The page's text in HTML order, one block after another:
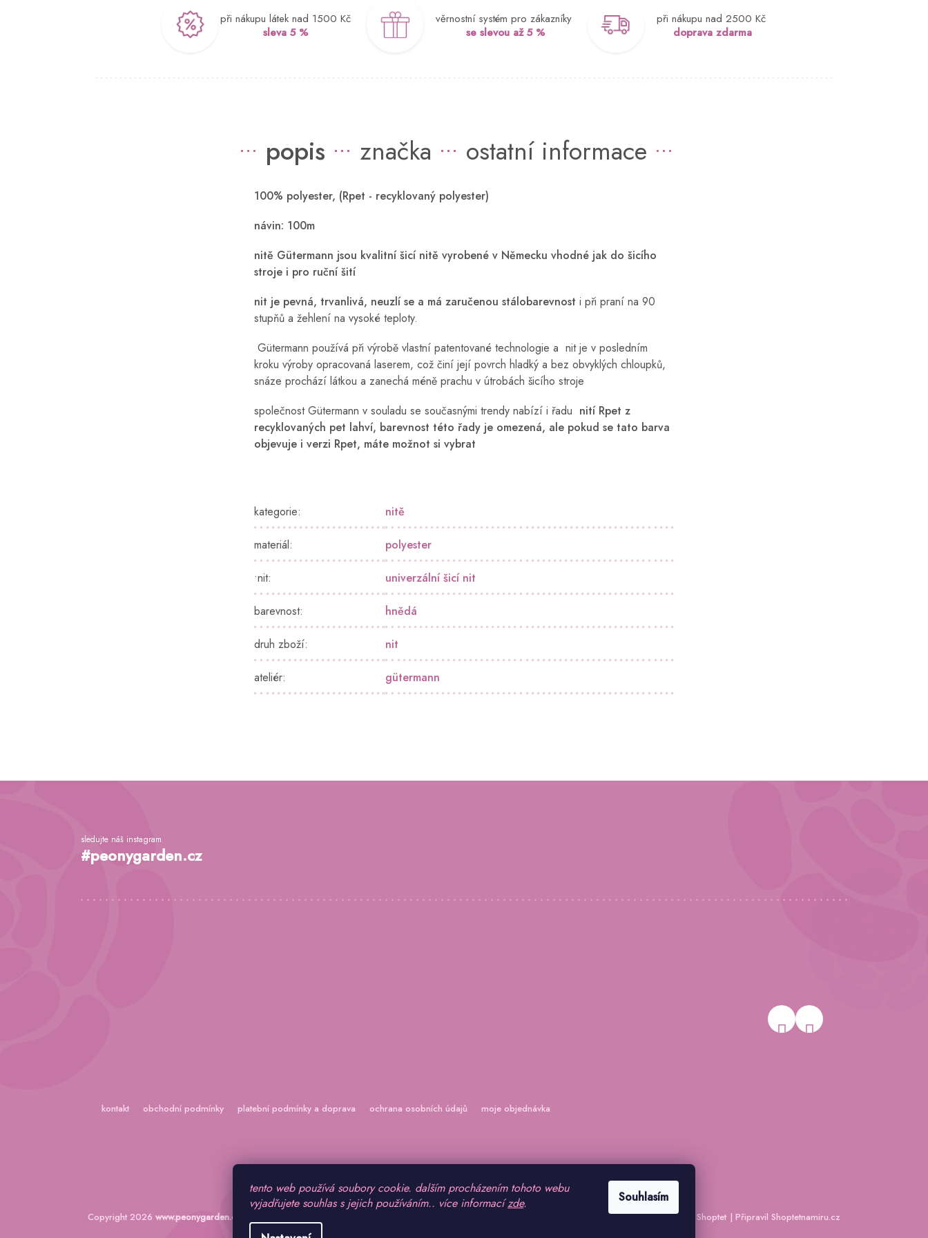
tento web používá soubory cookie. dalším procházením tohoto webu
vyjadřujete souhlas s jejich používáním.. více informacízde. Souhlasím
při nákupu látek nad 1500 Kč
sleva 5 %
věrnostní systém pro zákazníky
se slevou až 5 %
při nákupu nad 2500 Kč
doprava zdarma
popis značka ostatní informace
100% polyester, (Rpet - recyklovaný polyester)
návin: 100m
nitě Gütermann jsou kvalitní šicí nitě vyrobené v Německu vhodné jak do šicího
stroje i pro ruční šití
nit je pevná, trvanlivá, neuzlí se a má zaručenou stálobarevnost i při praní na 90
stupňů a žehlení na vysoké teploty.
Gütermann používá při výrobě vlastní patentované technologie a nit je v posledním
kroku výroby opracovaná laserem, což činí její povrch hladký a bez obvyklých chloupků,
snáze prochází látkou a zanechá méně prachu v útrobách šicího stroje
společnost Gütermann v souladu se současnými trendy nabízí i řadu nití Rpet z
recyklovaných pet lahví, barevnost této řady je omezená, ale pokud se tato barva
objevuje i verzi Rpet, máte možnot si vybrat
kategorie: nitě
materiál: polyester
•nit: univerzální šicí nit
barevnost: hnědá
druh zboží: nit
ateliér: gütermann
Z
sledujte náš instagram
#peonygarden.cz
kontakt obchodní podmínky platební podmínky a doprava ochrana osobních údajů moje objednávka
Vytvořil Shoptet | Připravil Shoptetnamiru.cz
Copyright 2026 www.peonygarden.cz